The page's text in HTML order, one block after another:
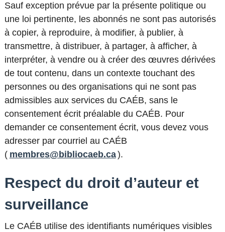
Sauf exception prévue par la présente politique ou
une loi pertinente, les abonnés ne sont pas autorisés
à copier, à reproduire, à modifier, à publier, à
transmettre, à distribuer, à partager, à afficher, à
interpréter, à vendre ou à créer des œuvres dérivées
de tout contenu, dans un contexte touchant des
personnes ou des organisations qui ne sont pas
admissibles aux services du CAÉB, sans le
consentement écrit préalable du CAÉB. Pour
demander ce consentement écrit, vous devez vous
adresser par courriel au CAÉB
( membres@bibliocaeb.ca).
Respect du droit d’auteur et
surveillance
Le CAÉB utilise des identifiants numériques visibles